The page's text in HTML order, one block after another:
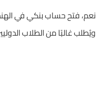
نعم، فتح حساب بنكي في
ويُطلب غالبًا من الطلاب